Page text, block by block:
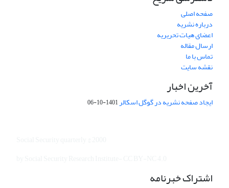
صفحه اصلی
درباره نشریه
اعضای هیات تحریریه
ارسال مقاله
تماس با ما
نقشه سایت
آخرین اخبار
ایجاد صفحه نشریه در گوگل اسکالر1401-10-06
اشتراک خبرنامه